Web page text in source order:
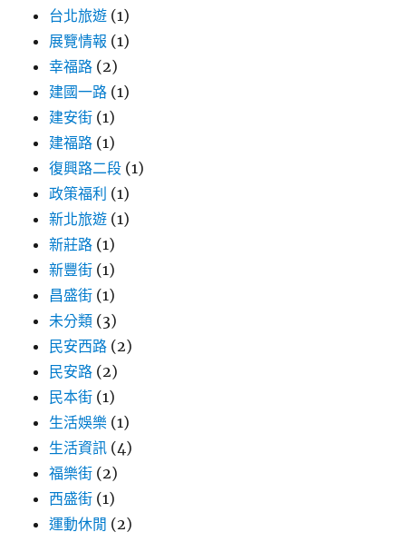
台北旅遊 (1)
展覽情報 (1)
幸福路 (2)
建國一路 (1)
建安街 (1)
建福路 (1)
復興路二段 (1)
政策福利 (1)
新北旅遊 (1)
新莊路 (1)
新豐街 (1)
昌盛街 (1)
未分類 (3)
民安西路 (2)
民安路 (2)
民本街 (1)
生活娛樂 (1)
生活資訊 (4)
福樂街 (2)
西盛街 (1)
運動休閒 (2)